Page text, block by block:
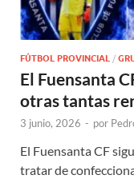
FÚTBOL PROVINCIAL /
El Fuensanta
otras tantas
3 junio, 2026 - por
El Fuensanta CF
tratar de